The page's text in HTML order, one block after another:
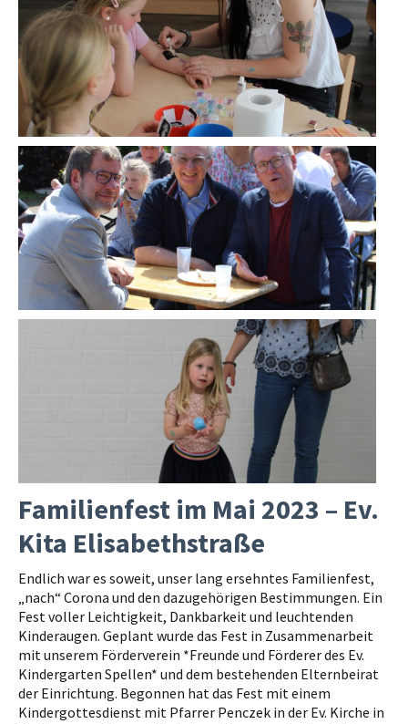
Familienfest im Mai 2023 – Ev.
Kita Elisabethstraße
Endlich war es soweit, unser lang ersehntes Familienfest,
„nach“ Corona und den dazugehörigen Bestimmungen. Ein
Fest voller Leichtigkeit, Dankbarkeit und leuchtenden
Kinderaugen. Geplant wurde das Fest in Zusammenarbeit
mit unserem Förderverein *Freunde und Förderer des Ev.
Kindergarten Spellen* und dem bestehenden Elternbeirat
der Einrichtung. Begonnen hat das Fest mit einem
Kindergottesdienst mit Pfarrer Penczek in der Ev. Kirche in